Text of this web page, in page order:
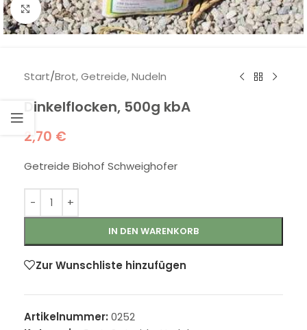
Klick zum Vergrößern
Start/Brot, Getreide, Nudeln
Dinkelflocken, 500g kbA
2,70 €
Getreide Biohof Schweighofer
IN DEN WARENKORB
Zur Wunschliste hinzufügen
Artikelnummer: 0252